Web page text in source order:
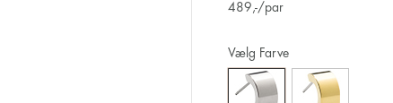
489 ,-/par
Vælg Farve